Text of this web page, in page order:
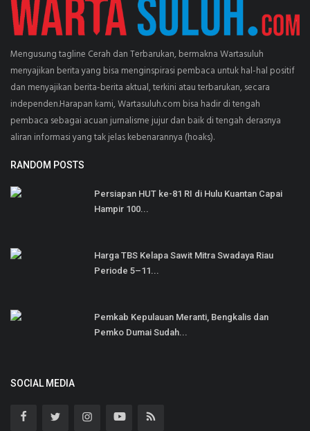
Mengusung tagline Cerah dan Terbarukan, bermakna Wartasuluh
menyajikan berita yang bisa menginspirasi pembaca untuk hal-hal positif
dan menyajikan berita-berita aktual, terkini atau terbarukan, secara
independen.Harapan kami, Wartasuluh.com bisa hadir di tengah
pembaca sebagai acuan jurnalisme jujur dan baik di tengah derasnya
aliran informasi yang tak jelas kebenarannya (hoaks).
RANDOM POSTS
Persiapan HUT ke-81 RI di Hulu Kuantan Capai
Hampir 100...
Harga TBS Kelapa Sawit Mitra Swadaya Riau
Periode 5–11...
Pemkab Kepulauan Meranti, Bengkalis dan
Pemko Dumai Sudah...
SOCIAL MEDIA